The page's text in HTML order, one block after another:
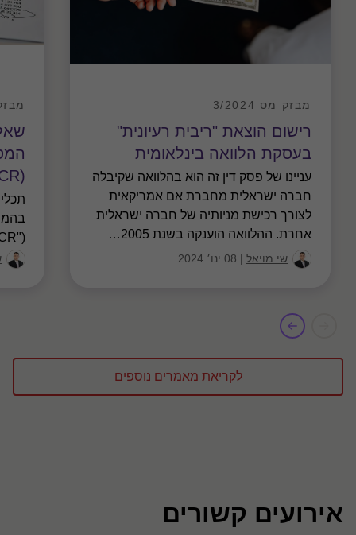
רישום הוצאת "ריבית רעיונית"
בעסקת הלוואה בינלאומית
מבזק מס 3/2024
עניינו של פסק דין זה הוא בהלוואה שקיבלה
חברה ישראלית מחברת אם אמריקאית
לצורך רכישת מניותיה של חברה ישראלית
אחרת. ההלוואה הוענקה בשנת 2005
…
שי מויאל | 08 ינו׳ 2024
(CbCR)
מבזק
("CbCR") ובהתאם להנחיות ה-OECD
לקריאת מאמרים נוספים
אירועים קשורים